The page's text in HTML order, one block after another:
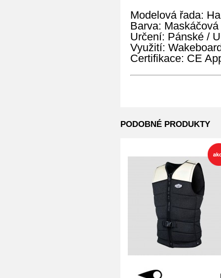
Modelová řada:
Barva:
Určení: Pánské /
Využití:
Certifikace: CE
PODOBNÉ PRODUKTY